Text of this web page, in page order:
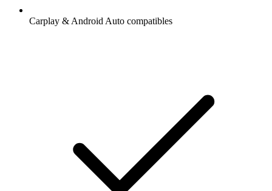
Carplay & Android Auto compatibles